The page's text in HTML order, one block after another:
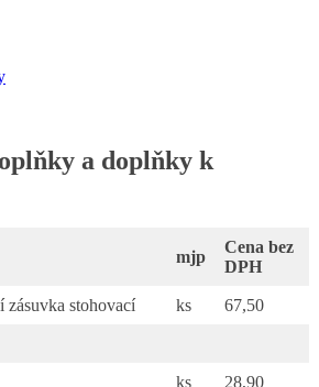
a doplňky k
mjp
Cena bez
DPH
zásuvka stohovací ks 67,50
ks 28,90